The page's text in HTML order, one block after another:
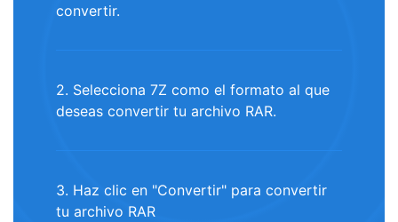
convertir.
2. Selecciona 7Z como el formato al que
deseas convertir tu archivo RAR.
3. Haz clic en "Convertir" para convertir
tu archivo RAR